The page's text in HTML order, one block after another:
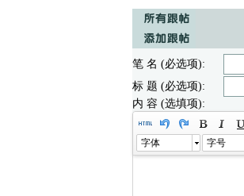
笔 名 (必选项):
标 题 (必选项):
内 容 (选填项):
字体 字号